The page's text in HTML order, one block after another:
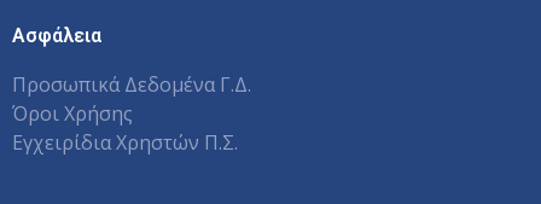
Ασφάλεια
Προσωπικά Δεδομένα Γ.Δ.
Όροι Χρήσης
Εγχειρίδια Χρηστών Π.Σ.